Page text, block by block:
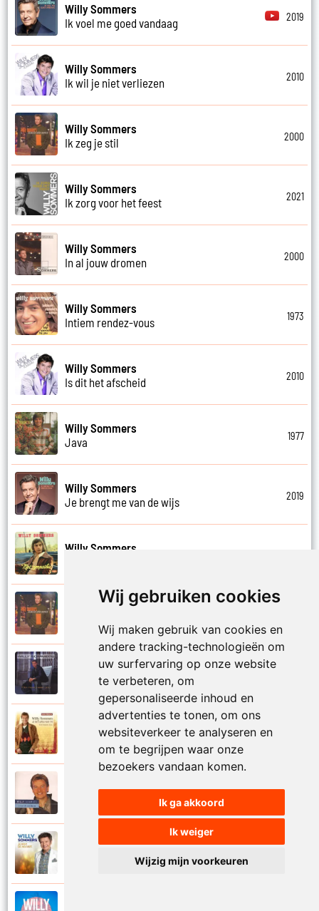
Wij gebruiken cookies
Wij maken gebruik van cookies en
andere tracking-technologieën om
uw surfervaring op onze website
te verbeteren, om
gepersonaliseerde inhoud en
advertenties te tonen, om ons
websiteverkeer te analyseren en
om te begrijpen waar onze
bezoekers vandaan komen.
Ik ga akkoord
Ik weiger
Wijzig mijn voorkeuren
Willy Sommers
Ik voel me goed vandaag
2019
Willy Sommers
Ik wil je niet verliezen
2010
Willy Sommers
Ik zeg je stil
2000
Willy Sommers
Ik zorg voor het feest
2021
Willy Sommers
In al jouw dromen
2000
Willy Sommers
Intiem rendez-vous
1973
Willy Sommers
Is dit het afscheid
2010
Willy Sommers
Java
1977
Willy Sommers
Je brengt me van de wijs
2019
Willy Sommers
Willy Sommers
Willy Sommers
Willy Sommers
Jij bent alles voor mij
Willy Sommers
Jij bent als een droom
Willy Sommers
Jij bent de mooiste